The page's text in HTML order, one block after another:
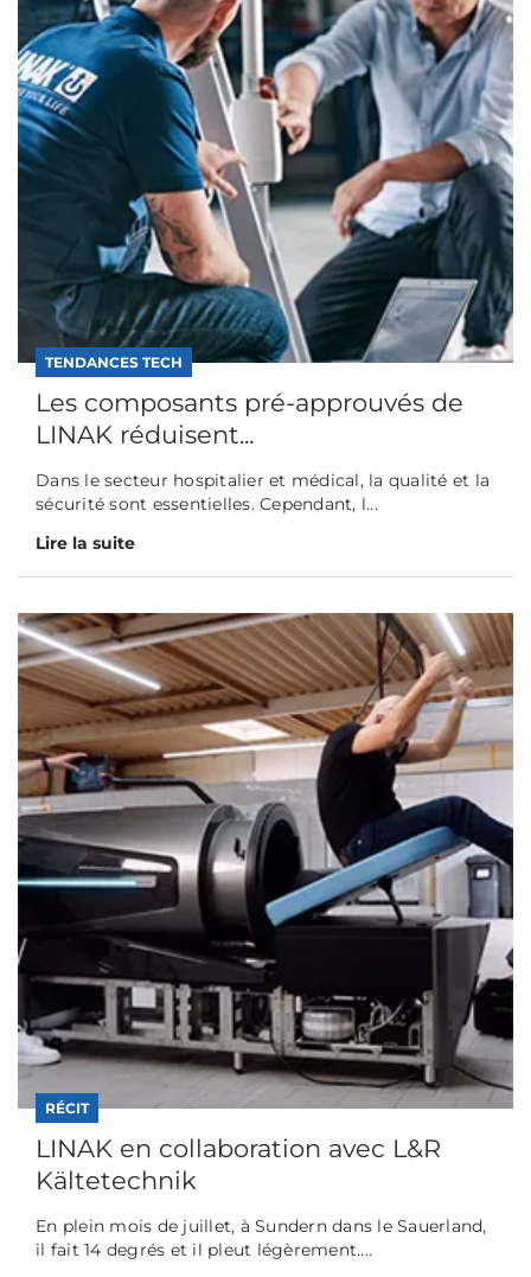
TENDANCES TECH
Les composants pré-approuvés de
LINAK réduisent...
Dans le secteur hospitalier et médical, la qualité et la
sécurité sont essentielles. Cependant, l...
Lire la suite
RÉCIT
LINAK en collaboration avec L&R
Kältetechnik
En plein mois de juillet, à Sundern dans le Sauerland,
il fait 14 degrés et il pleut légèrement....